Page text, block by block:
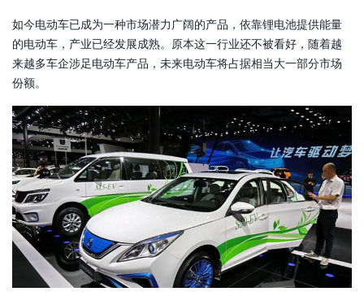
如今电动车已成为一种市场潜力广阔的产品，依靠锂电池提供能量
的电动车，产业已经发展成熟。原本这一行业还不被看好，随着越
来越多车企涉足电动车产品，未来电动车将占据相当大一部分市场
份额。